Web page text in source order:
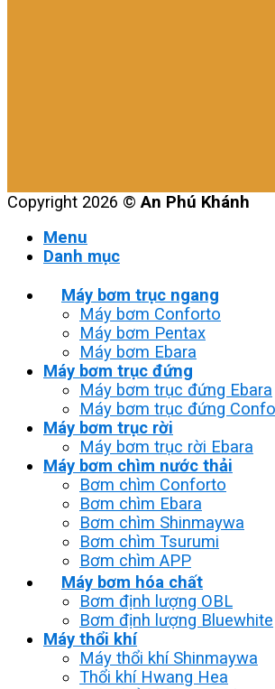
Copyright 2026 © An Phú Khánh
Menu
Danh mục
Máy bơm trục ngang
Máy bơm Conforto
Máy bơm Pentax
Máy bơm Ebara
Máy bơm trục đứng
Máy bơm trục đứng Ebara
Máy bơm trục đứng
Máy bơm trục rời
Máy bơm trục rời Ebara
Máy bơm chìm nước thải
Bơm chìm Conforto
Bơm chìm Ebara
Bơm chìm Shinmaywa
Bơm chìm Tsurumi
Bơm chìm APP
Máy bơm hóa chất
Bơm định lượng OBL
Bơm định lượng Bluewhite
Máy thổi khí
Máy thổi khí Shinmaywa
Thổi khí Hwang Hea